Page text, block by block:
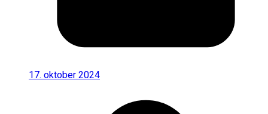
17. oktober 2024